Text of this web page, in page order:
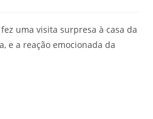
uma visita surpresa à casa da
e a reação emocionada da